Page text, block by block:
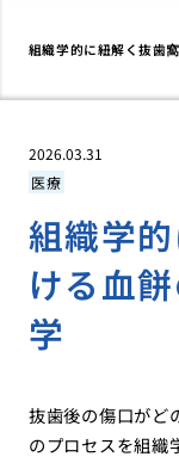
組織学的に紐解く抜歯
2026.03.31
医療
組織学
ける血
学
抜歯後の傷口がど
のプロセスを組織